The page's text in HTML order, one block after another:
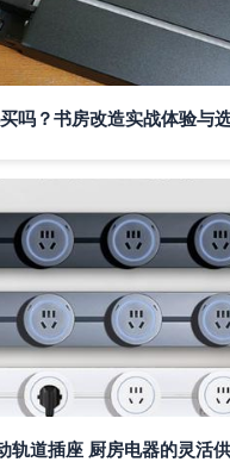
吗？书房改造实战体验与
道插座 厨房电器的灵活